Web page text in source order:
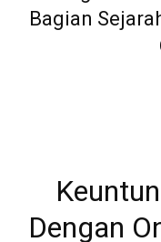
Bagian
Dengan